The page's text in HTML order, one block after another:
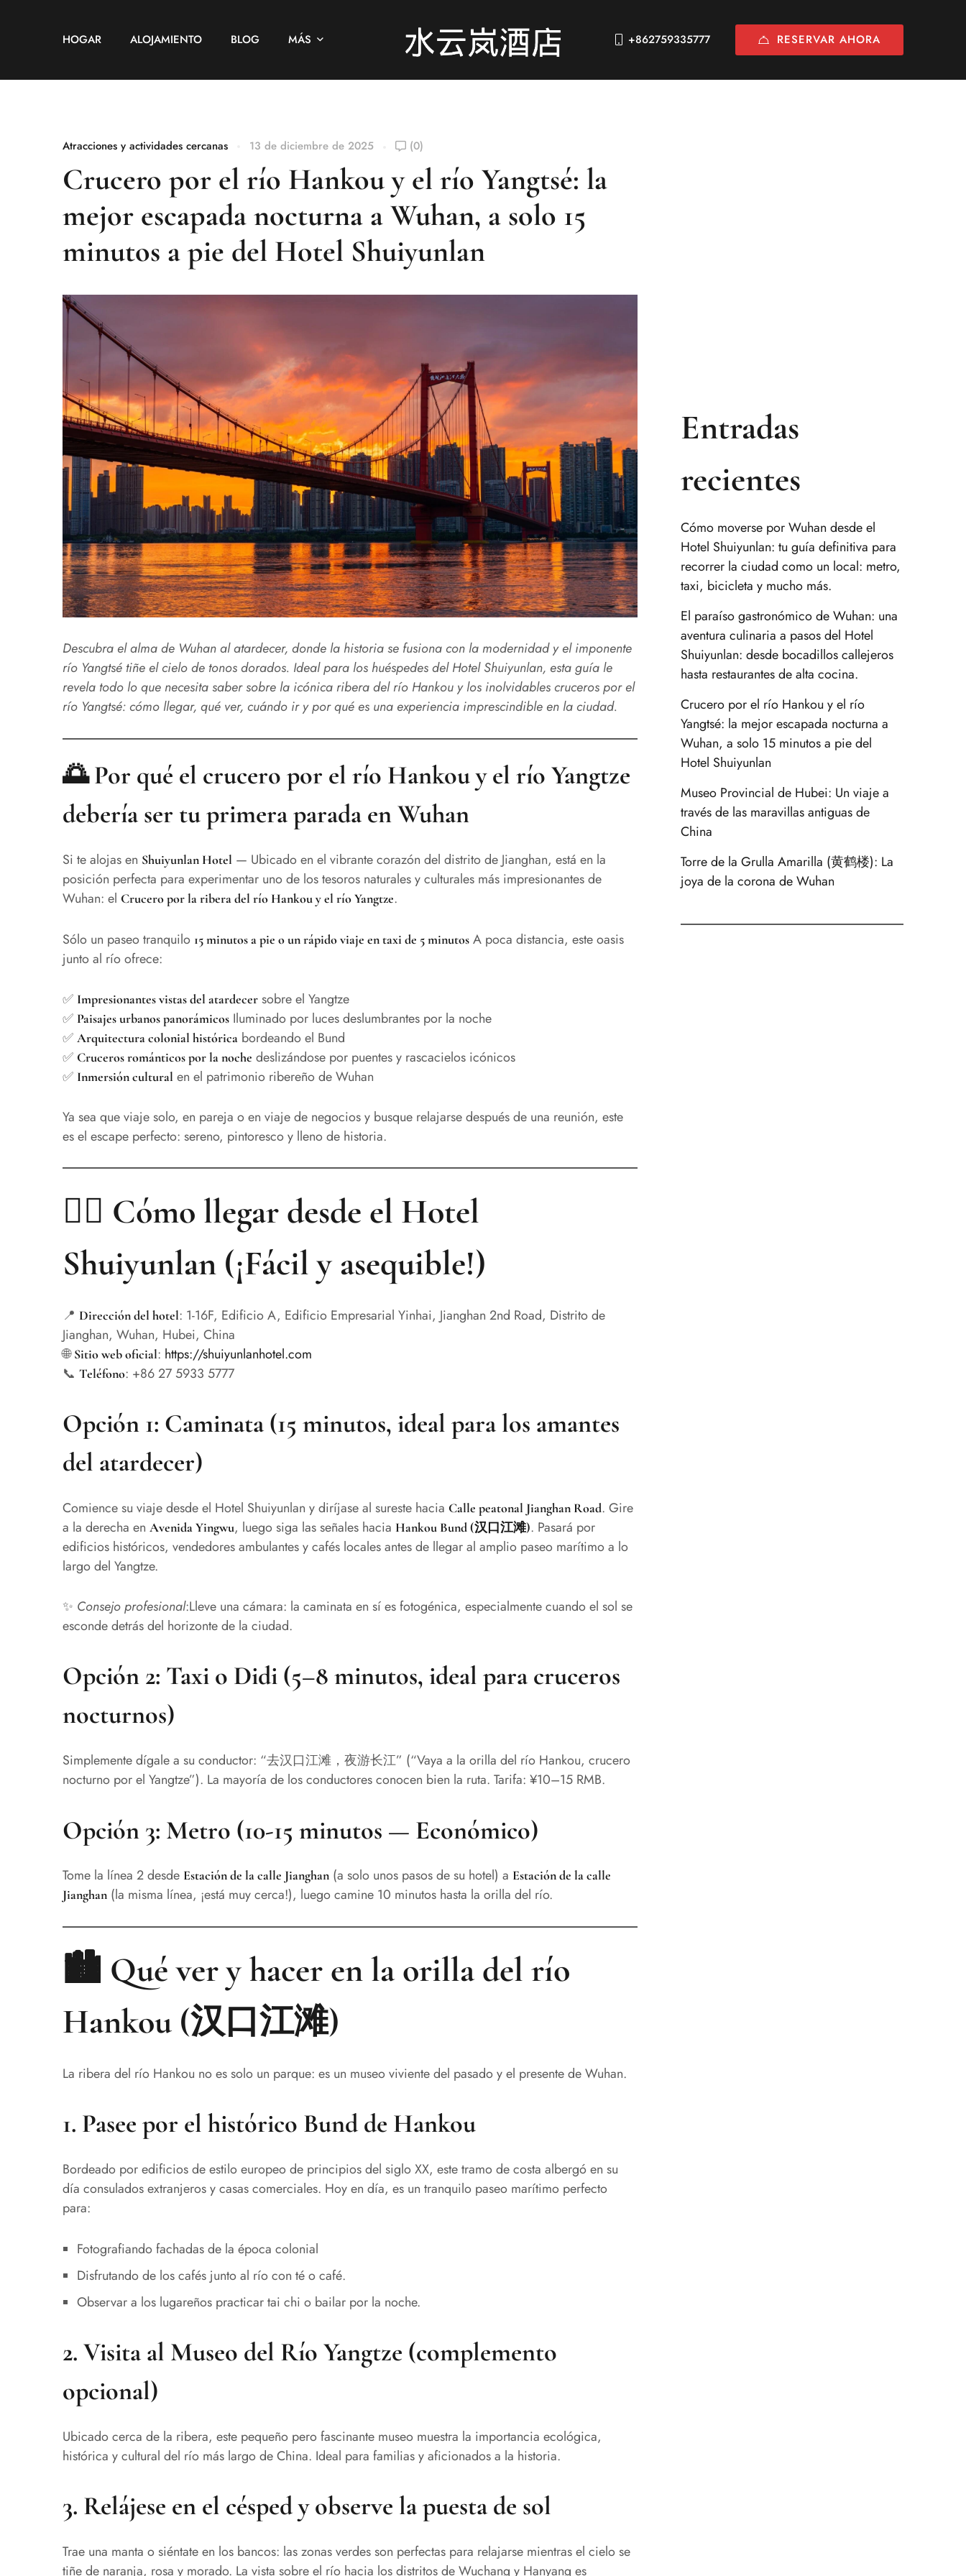
HOGAR ALOJAMIENTO BLOG MÁS +862759335777 RESERVAR AHORA
Atracciones y actividades cercanas 13 de diciembre de 2025 (0)
Crucero por el río Hankou y el río Yangtsé: la
mejor escapada nocturna a Wuhan, a solo 15
minutos a pie del Hotel Shuiyunlan
Descubra el alma de Wuhan al atardecer, donde la historia se fusiona con la modernidad y el imponente
río Yangtsé tiñe el cielo de tonos dorados. Ideal para los huéspedes del Hotel Shuiyunlan, esta guía le
revela todo lo que necesita saber sobre la icónica ribera del río Hankou y los inolvidables cruceros por el
río Yangtsé: cómo llegar, qué ver, cuándo ir y por qué es una experiencia imprescindible en la ciudad.
🌅 Por qué el crucero por el río Hankou y el río Yangtze
debería ser tu primera parada en Wuhan
Si te alojas en Shuiyunlan Hotel — Ubicado en el vibrante corazón del distrito de Jianghan, está en la
posición perfecta para experimentar uno de los tesoros naturales y culturales más impresionantes de
Wuhan: el Crucero por la ribera del río Hankou y el río Yangtze.
Sólo un paseo tranquilo 15 minutos a pie o un rápido viaje en taxi de 5 minutos A poca distancia, este oasis
junto al río ofrece:
✅ Impresionantes vistas del atardecer sobre el Yangtze
✅ Paisajes urbanos panorámicos Iluminado por luces deslumbrantes por la noche
✅ Arquitectura colonial histórica bordeando el Bund
✅ Cruceros románticos por la noche deslizándose por puentes y rascacielos icónicos
✅ Inmersión cultural en el patrimonio ribereño de Wuhan
Ya sea que viaje solo, en pareja o en viaje de negocios y busque relajarse después de una reunión, este
es el escape perfecto: sereno, pintoresco y lleno de historia.
🚶‍♀️ Cómo llegar desde el Hotel
Shuiyunlan (¡Fácil y asequible!)
📍 Dirección del hotel: 1-16F, Edificio A, Edificio Empresarial Yinhai, Jianghan 2nd Road, Distrito de
Jianghan, Wuhan, Hubei, China
🌐Sitio web oficial: https://shuiyunlanhotel.com
📞 Teléfono: +86 27 5933 5777
Opción 1: Caminata (15 minutos, ideal para los amantes
del atardecer)
Comience su viaje desde el Hotel Shuiyunlan y diríjase al sureste hacia Calle peatonal Jianghan Road. Gire
a la derecha en Avenida Yingwu, luego siga las señales hacia Hankou Bund (汉口江滩). Pasará por
edificios históricos, vendedores ambulantes y cafés locales antes de llegar al amplio paseo marítimo a lo
largo del Yangtze.
✨ Consejo profesional:Lleve una cámara: la caminata en sí es fotogénica, especialmente cuando el sol se
esconde detrás del horizonte de la ciudad.
Opción 2: Taxi o Didi (5–8 minutos, ideal para cruceros
nocturnos)
Simplemente dígale a su conductor: “去汉口江滩，夜游长江” (“Vaya a la orilla del río Hankou, crucero
nocturno por el Yangtze”). La mayoría de los conductores conocen bien la ruta. Tarifa: ¥10–15 RMB.
Opción 3: Metro (10-15 minutos — Económico)
Tome la línea 2 desde Estación de la calle Jianghan (a solo unos pasos de su hotel) a Estación de la calle
Jianghan (la misma línea, ¡está muy cerca!), luego camine 10 minutos hasta la orilla del río.
🏙️ Qué ver y hacer en la orilla del río
Hankou (汉口江滩)
La ribera del río Hankou no es solo un parque: es un museo viviente del pasado y el presente de Wuhan.
1. Pasee por el histórico Bund de Hankou
Bordeado por edificios de estilo europeo de principios del siglo XX, este tramo de costa albergó en su
día consulados extranjeros y casas comerciales. Hoy en día, es un tranquilo paseo marítimo perfecto
para:
Fotografiando fachadas de la época colonial
Disfrutando de los cafés junto al río con té o café.
Observar a los lugareños practicar tai chi o bailar por la noche.
2. Visita al Museo del Río Yangtze (complemento
opcional)
Ubicado cerca de la ribera, este pequeño pero fascinante museo muestra la importancia ecológica,
histórica y cultural del río más largo de China. Ideal para familias y aficionados a la historia.
3. Relájese en el césped y observe la puesta de sol
Trae una manta o siéntate en los bancos: las zonas verdes son perfectas para relajarse mientras el cielo se
tiñe de naranja, rosa y morado. La vista sobre el río hacia los distritos de Wuchang y Hanyang es
Entradas
recientes
Cómo moverse por Wuhan desde el
Hotel Shuiyunlan: tu guía definitiva para
recorrer la ciudad como un local: metro,
taxi, bicicleta y mucho más.
El paraíso gastronómico de Wuhan: una
aventura culinaria a pasos del Hotel
Shuiyunlan: desde bocadillos callejeros
hasta restaurantes de alta cocina.
Crucero por el río Hankou y el río
Yangtsé: la mejor escapada nocturna a
Wuhan, a solo 15 minutos a pie del
Hotel Shuiyunlan
Museo Provincial de Hubei: Un viaje a
través de las maravillas antiguas de
China
Torre de la Grulla Amarilla (黄鹤楼): La
joya de la corona de Wuhan